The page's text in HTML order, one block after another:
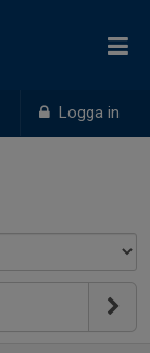
Logga in